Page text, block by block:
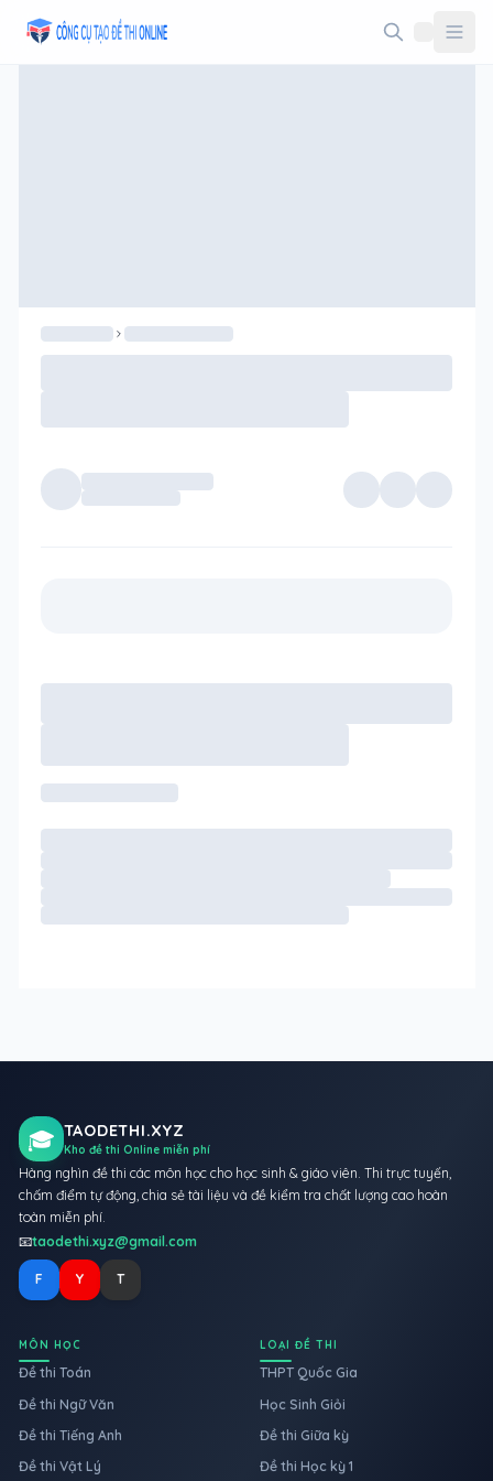
🎓 TAODETHI.XYZ
Kho đề thi Online miễn phí
Hàng nghìn đề thi các môn học cho học sinh & giáo viên. Thi trực tuyến,
chấm điểm tự động, chia sẻ tài liệu và đề kiểm tra chất lượng cao hoàn
toàn miễn phí.
📧taodethi.xyz@gmail.com
F Y T
MÔN HỌC
Đề thi Toán
Đề thi Ngữ Văn
Đề thi Tiếng Anh
Đề thi Vật Lý
LOẠI ĐỀ THI
THPT Quốc Gia
Học Sinh Giỏi
Đề thi Giữa kỳ
Đề thi Học kỳ 1